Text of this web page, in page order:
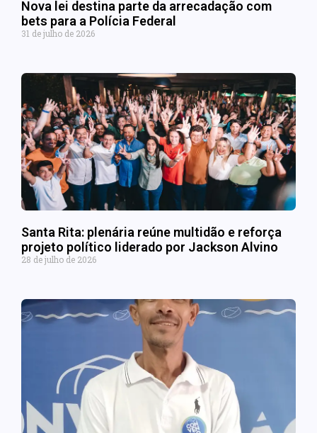
Nova lei destina parte da arrecadação com
bets para a Polícia Federal
31 de julho de 2026
Santa Rita: plenária reúne multidão e reforça
projeto político liderado por Jackson Alvino
28 de julho de 2026